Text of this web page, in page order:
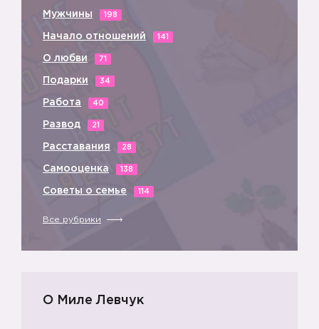
Мужчины 198
Начало отношений 141
О любви 71
Подарки 34
Работа 40
Развод 21
Расставания 28
Самооценка 138
Советы о семье 114
Все рубрики
О Миле Левчук